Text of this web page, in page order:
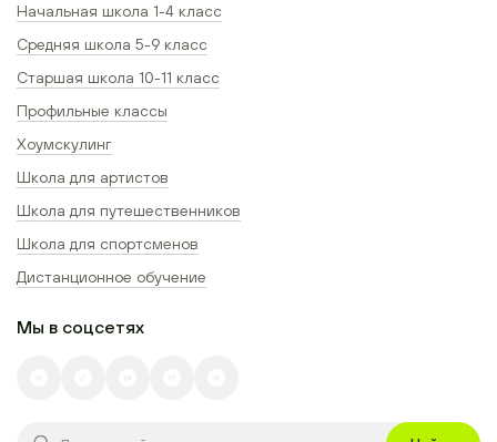
Начальная школа 1-4 класс
Средняя школа 5-9 класс
Старшая школа 10-11 класс
Профильные классы
Хоумскулинг
Школа для артистов
Школа для путешественников
Школа для спортсменов
Дистанционное обучение
Мы в соцсетях